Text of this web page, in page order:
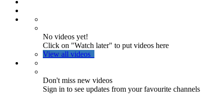
No videos yet!
Click on "Watch later" to put videos here
View all videos
Don't miss new videos
Sign in to see updates from your favourite channels